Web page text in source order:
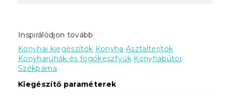
Inspirálódjon tovább
Konyhai kiegészítők Konyha Asztalterítők
Konyharuhák és fogókesztyűk Konyhabútor
Székpárna
Kiegészítő paraméterek